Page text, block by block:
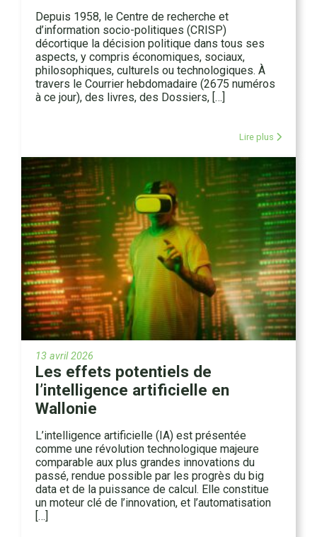
Depuis 1958, le Centre de recherche et
d’information socio-politiques (CRISP)
décortique la décision politique dans tous ses
aspects, y compris économiques, sociaux,
philosophiques, culturels ou technologiques. À
travers le Courrier hebdomadaire (2675 numéros
à ce jour), des livres, des Dossiers, […]
Lire plus
13 avril 2026
Les effets potentiels de
l’intelligence artificielle en
Wallonie
L’intelligence artificielle (IA) est présentée
comme une révolution technologique majeure
comparable aux plus grandes innovations du
passé, rendue possible par les progrès du big
data et de la puissance de calcul. Elle constitue
un moteur clé de l’innovation, et l’automatisation
[…]